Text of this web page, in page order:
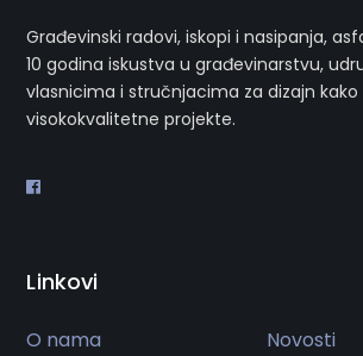
Građevinski radovi, iskopi i nasipanja,
10 godina iskustva u građevinarstvu,
vlasnicima i stručnjacima za dizajn kako
visokokvalitetne projekte.
Linkovi
O nama
Novosti